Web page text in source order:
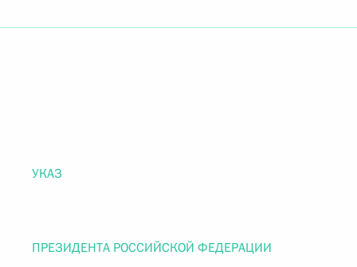
УКАЗ
ПРЕЗИДЕНТА РОССИЙСКОЙ ФЕДЕРАЦИИ